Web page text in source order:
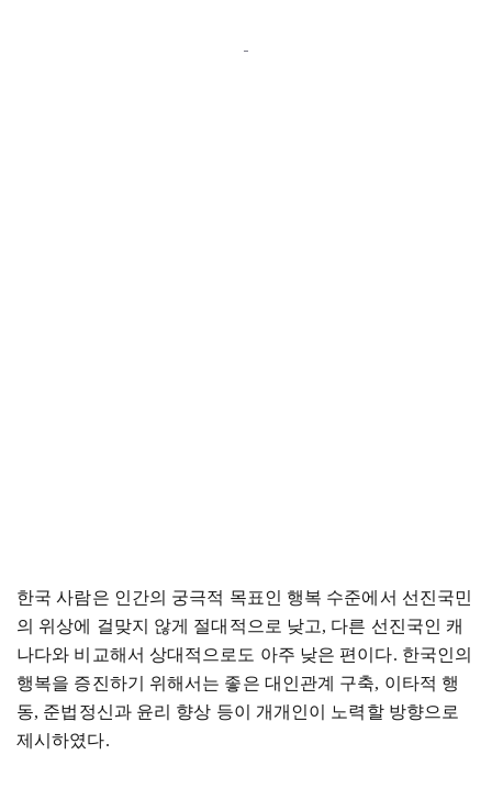
한국 사람은 인간의 궁극적 목표인 행복 수준에서 선진국민
의 위상에 걸맞지 않게 절대적으로 낮고, 다른 선진국인 캐
나다와 비교해서 상대적으로도 아주 낮은 편이다. 한국인의
행복을 증진하기 위해서는 좋은 대인관계 구축, 이타적 행
동, 준법정신과 윤리 향상 등이 개개인이 노력할 방향으로
제시하였다.